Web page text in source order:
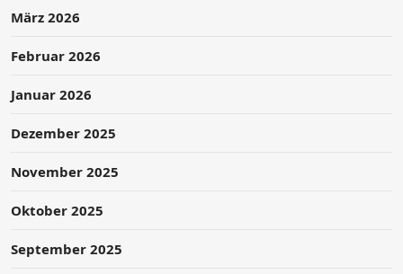
März 2026
Februar 2026
Januar 2026
Dezember 2025
November 2025
Oktober 2025
September 2025